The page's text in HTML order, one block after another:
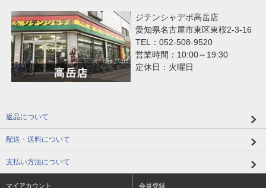
ジテンシャデポ高岳店
愛知県名古屋市東区東桜2-3-16
TEL：052-508-9520
営業時間：10:00～19:30
定休日：火曜日
返品について
配送・送料について
支払い方法について
マイアカウント 会員登録